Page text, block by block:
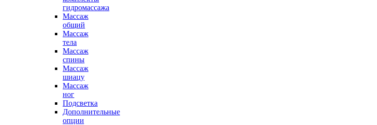
гидромассажа
Массаж
общий
Массаж
тела
Массаж
спины
Массаж
шиацу
Массаж
ног
Подсветка
Дополнительные
опции